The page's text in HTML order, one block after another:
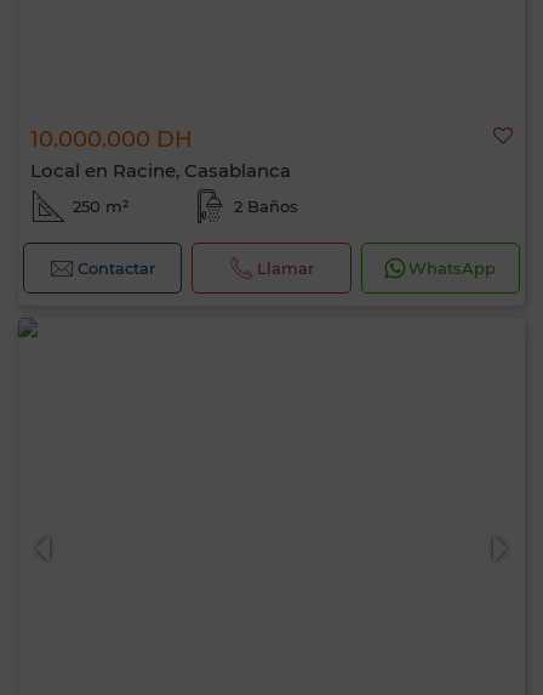
10.000.000 DH
Local en Racine, Casablanca
250 m² 2 Baños
Contactar Llamar WhatsApp